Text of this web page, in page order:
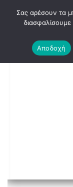
Σας αρέσουν τα
διασφαλίσουμε
Αποδοχή